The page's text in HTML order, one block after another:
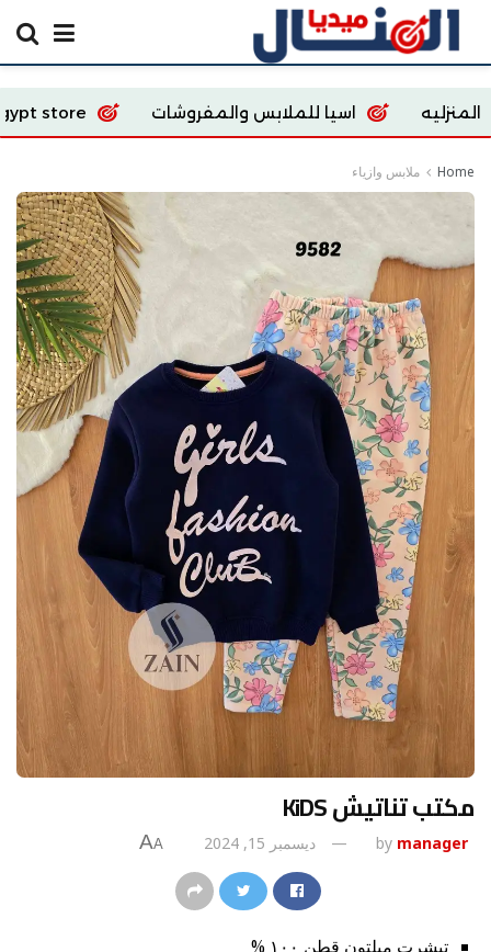
اسيا للملابس والمفروشات Ecoway Egypt store
Home ملابس وازياء
مكتب تناتيش KiDS
by manager ديسمبر 15, 2024 A
A
تيشرت ميلتون قطن ١٠٠ %